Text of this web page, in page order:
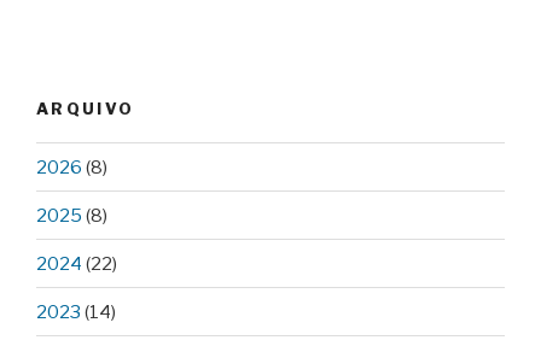
ARQUIVO
2026 (8)
2025 (8)
2024 (22)
2023 (14)